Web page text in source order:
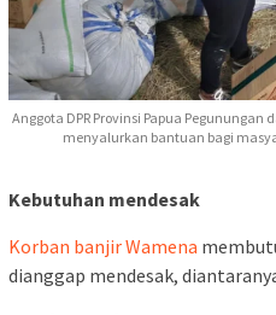
Anggota DPR Provinsi Papua
menyalurkan bantuan bagi
Kebutuhan mendesak
Korban banjir Wamena
dianggap mendesak,